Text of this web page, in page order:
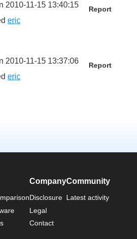
2010-11-15 13:40:15 Report
eric
2010-11-15 13:37:06 Report
eric
Company
Disclosure
Legal
Contact
Community
Latest activity